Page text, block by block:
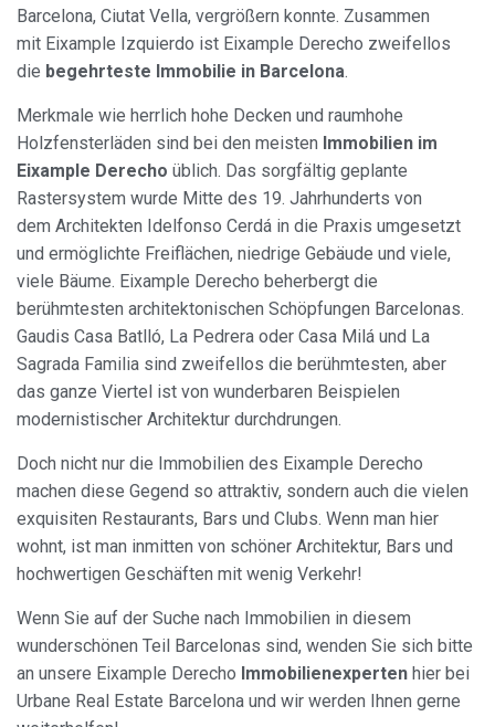
Barcelona, Ciutat Vella, vergrößern konnte. Zusammen
mit Eixample Izquierdo ist Eixample Derecho zweifellos
die begehrteste Immobilie in Barcelona.
Merkmale wie herrlich hohe Decken und raumhohe
Holzfensterläden sind bei den meisten Immobilien im
Eixample Derecho üblich. Das sorgfältig geplante
Rastersystem wurde Mitte des 19. Jahrhunderts von
dem Architekten Idelfonso Cerdá in die Praxis umgesetzt
und ermöglichte Freiflächen, niedrige Gebäude und viele,
viele Bäume. Eixample Derecho beherbergt die
berühmtesten architektonischen Schöpfungen Barcelonas.
Gaudis Casa Batlló, La Pedrera oder Casa Milá und La
Sagrada Familia sind zweifellos die berühmtesten, aber
das ganze Viertel ist von wunderbaren Beispielen
modernistischer Architektur durchdrungen.
Doch nicht nur die Immobilien des Eixample Derecho
machen diese Gegend so attraktiv, sondern auch die vielen
exquisiten Restaurants, Bars und Clubs. Wenn man hier
wohnt, ist man inmitten von schöner Architektur, Bars und
hochwertigen Geschäften mit wenig Verkehr!
Wenn Sie auf der Suche nach Immobilien in diesem
wunderschönen Teil Barcelonas sind, wenden Sie sich bitte
an unsere Eixample Derecho Immobilienexperten hier bei
Urbane Real Estate Barcelona und wir werden Ihnen gerne